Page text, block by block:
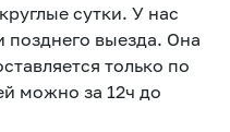
сутки. У нас
позднего выезда. Она
только по
можно за 12ч до